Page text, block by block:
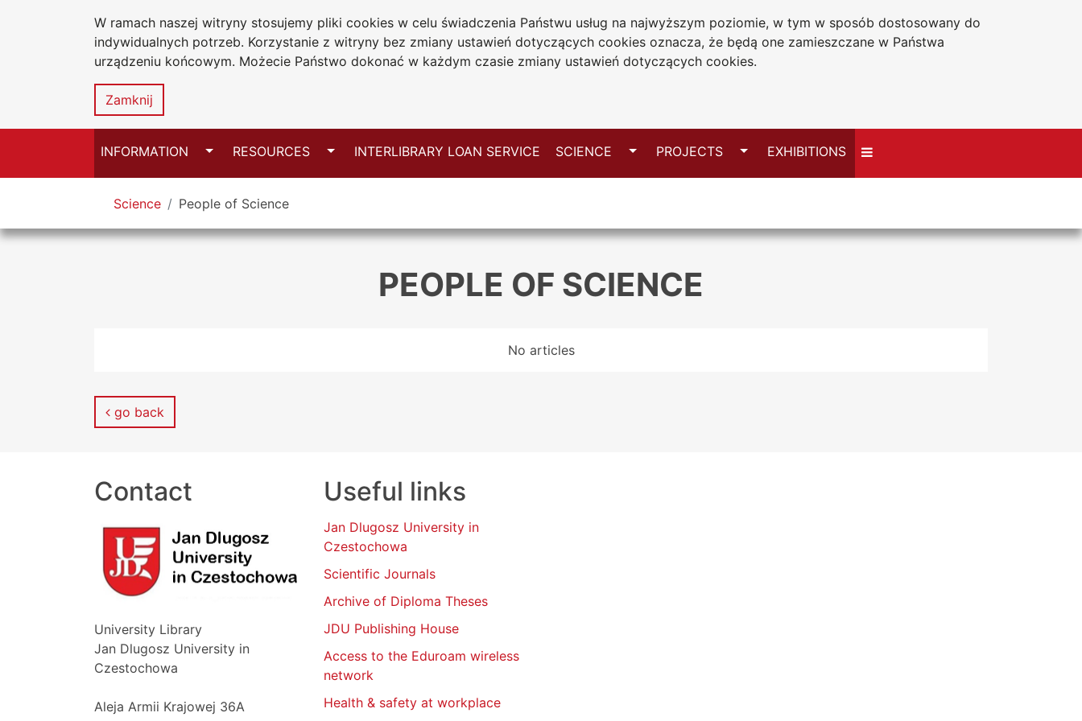
W ramach naszej witryny stosujemy pliki cookies w celu świadczenia Państwu usług na najwyższym poziomie, w tym w sposób dostosowany do
indywidualnych potrzeb. Korzystanie z witryny bez zmiany ustawień dotyczących cookies oznacza, że będą one zamieszczane w Państwa
urządzeniu końcowym. Możecie Państwo dokonać w każdym czasie zmiany ustawień dotyczących cookies.
Zamknij
Go to the main menu
Go to content
Go to Search
Go to sitemap
University Library
Jan Dlugosz University
in Czestochowa
Accessibility statement
INFORMATION SwitchRESOURCES SwitchINTERLIBRARY LOAN SERVICE SCIENCE SwitchPROJECTS SwitchEXHIBITIONS
You are here
Science People of Science
PEOPLE OF SCIENCE
No articles
go back
Contact
University Library
Jan Dlugosz University in
Czestochowa
Aleja Armii Krajowej 36A
Useful links
Jan Dlugosz University in
Czestochowa
Scientific Journals
Archive of Diploma Theses
JDU Publishing House
Access to the Eduroam wireless
network
Health & safety at workplace